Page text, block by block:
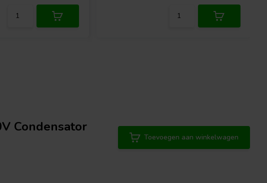
Condensator
Toevoegen aan winkelwagen